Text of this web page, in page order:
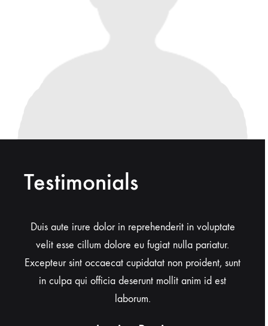
Testimonials
Duis aute irure dolor in reprehenderit in voluptate
velit esse cillum dolore eu fugiat nulla pariatur.
Excepteur sint occaecat cupidatat non proident, sunt
in culpa qui officia deserunt mollit anim id est
laborum.